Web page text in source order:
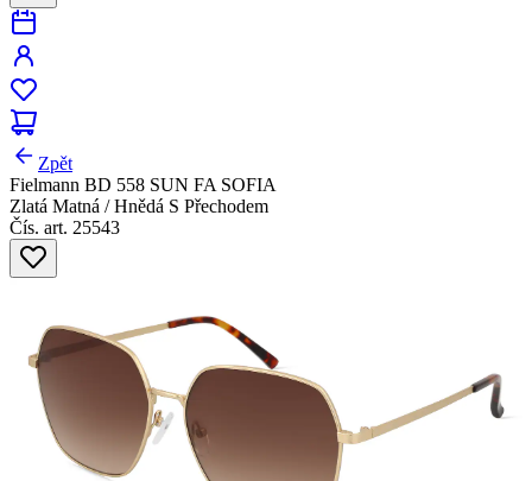
Zpět
Fielmann BD 558 SUN FA SOFIA
Zlatá Matná / Hnědá S Přechodem
Čís. art. 25543